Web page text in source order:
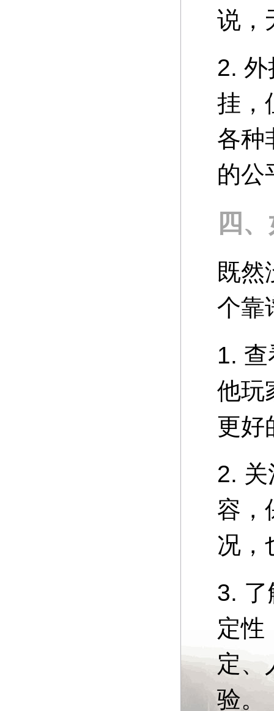
说，
2.
挂，
各种
的公
四
既然
个靠
1.
他玩
更好
2.
容，
况，
3. 了
定性
定、
验。